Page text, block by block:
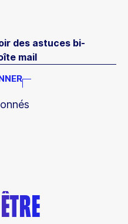
des astuces bi-
mail